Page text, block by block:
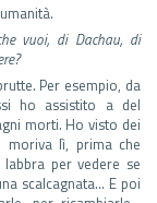
vuoi, di Dachau, di
Per esempio, da
ho assistito a del
morti. Ho visto dei
moriva lì, prima che
per vedere se
scalcagnata… E poi